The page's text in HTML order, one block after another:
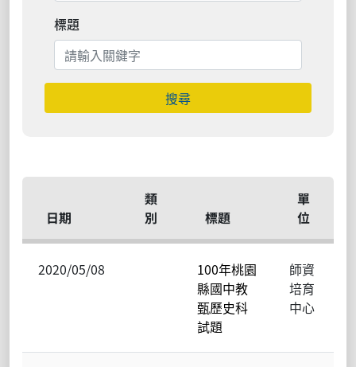
標題
搜尋
日期
類
別
標題
單
位
2020/05/08
100年桃園
縣國中教
甄歷史科
試題
師資
培育
中心